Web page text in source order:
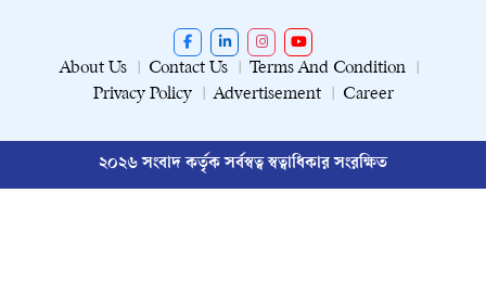
About Us Contact Us
Terms And Condition
Privacy Policy
Advertisement Career
২০২৬ সংবাদ কর্তৃক সর্বস্বত্ব স্বত্বাধিকার সংরক্ষিত